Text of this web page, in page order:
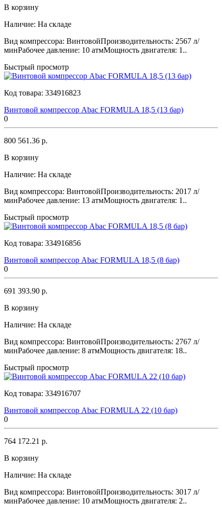
В корзину
Наличие: На складе
Вид компрессора: ВинтовойПроизводительность: 2567 л/
минРабочее давление: 10 атмМощность двигателя: 1..
Быстрый просмотр
Код товара: 334916823
Винтовой компрессор Abac FORMULA 18,5 (13 бар)
0
800 561.36 р.
В корзину
Наличие: На складе
Вид компрессора: ВинтовойПроизводительность: 2017 л/
минРабочее давление: 13 атмМощность двигателя: 1..
Быстрый просмотр
Код товара: 334916856
Винтовой компрессор Abac FORMULA 18,5 (8 бар)
0
691 393.90 р.
В корзину
Наличие: На складе
Вид компрессора: ВинтовойПроизводительность: 2767 л/
минРабочее давление: 8 атмМощность двигателя: 18..
Быстрый просмотр
Код товара: 334916707
Винтовой компрессор Abac FORMULA 22 (10 бар)
0
764 172.21 р.
В корзину
Наличие: На складе
Вид компрессора: ВинтовойПроизводительность: 3017 л/
минРабочее давление: 10 атмМощность двигателя: 2..